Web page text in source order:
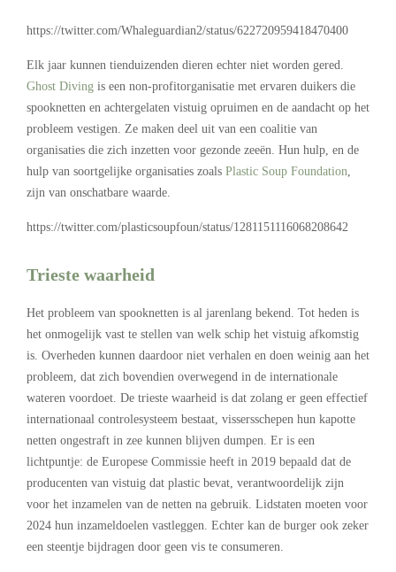
https://twitter.com/Whaleguardian2/status/622720959418470400
Elk jaar kunnen tienduizenden dieren echter niet worden gered.
Ghost Diving is een non-profitorganisatie met ervaren duikers die
spooknetten en achtergelaten vistuig opruimen en de aandacht op het
probleem vestigen. Ze maken deel uit van een coalitie van
organisaties die zich inzetten voor gezonde zeeën. Hun hulp, en de
hulp van soortgelijke organisaties zoals Plastic Soup Foundation,
zijn van onschatbare waarde.
https://twitter.com/plasticsoupfoun/status/1281151116068208642
Trieste waarheid
Het probleem van spooknetten is al jarenlang bekend. Tot heden is
het onmogelijk vast te stellen van welk schip het vistuig afkomstig
is. Overheden kunnen daardoor niet verhalen en doen weinig aan het
probleem, dat zich bovendien overwegend in de internationale
wateren voordoet. De trieste waarheid is dat zolang er geen effectief
internationaal controlesysteem bestaat, vissersschepen hun kapotte
netten ongestraft in zee kunnen blijven dumpen. Er is een
lichtpuntje: de Europese Commissie heeft in 2019 bepaald dat de
producenten van vistuig dat plastic bevat, verantwoordelijk zijn
voor het inzamelen van de netten na gebruik. Lidstaten moeten voor
2024 hun inzameldoelen vastleggen. Echter kan de burger ook zeker
een steentje bijdragen door geen vis te consumeren.